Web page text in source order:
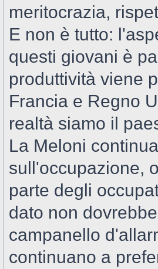
meritocrazia,
E non è tutto:
questi giovani è
produttività viene
Francia e Regno
realtà siamo il
La Meloni
sull'occupazione,
parte degli
dato non
campanello
continuano a